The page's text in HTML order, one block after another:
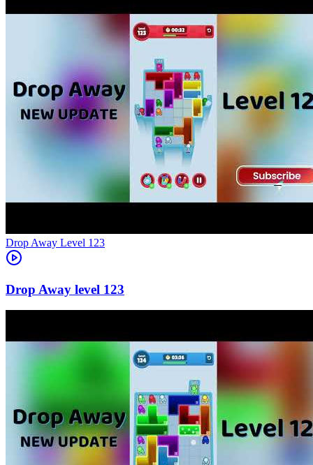
Level 123
123